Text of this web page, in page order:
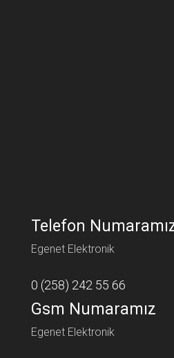
Telefon
Egenet Elektronik
0 (258) 242 55 66
Gsm Numaramız
Egenet Elektronik